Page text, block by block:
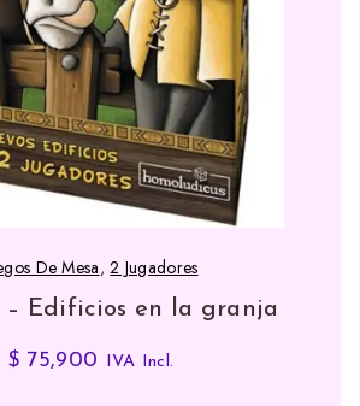
De Mesa,2 Jugadores
– Edificios en la granja
$ 75,900 IVA Incl.